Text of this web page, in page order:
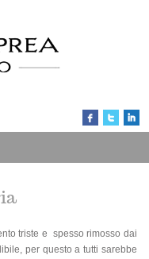
triste e spesso rimosso dai
per questo a tutti sarebbe